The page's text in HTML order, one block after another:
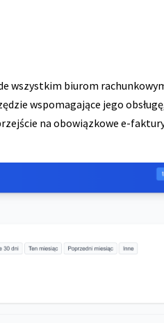
wszystkim biurom
wspomagające jego
na obowiązkowe e-